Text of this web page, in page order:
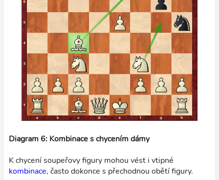
Diagram 6: Kombinace s chycením dámy
K chycení soupeřovy figury mohou vést i vtipné
kombinace, často dokonce s přechodnou obětí figury.